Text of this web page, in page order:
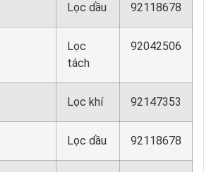
Lọc dầu 92118678
Lọc
tách
92042506
Lọc khí 92147353
Lọc dầu 92118678